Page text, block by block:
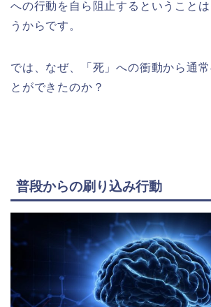
への行動を自ら阻止するということ
うからです。
では、なぜ、「死」への衝動から通
とができたのか？
普段からの刷り込み行動